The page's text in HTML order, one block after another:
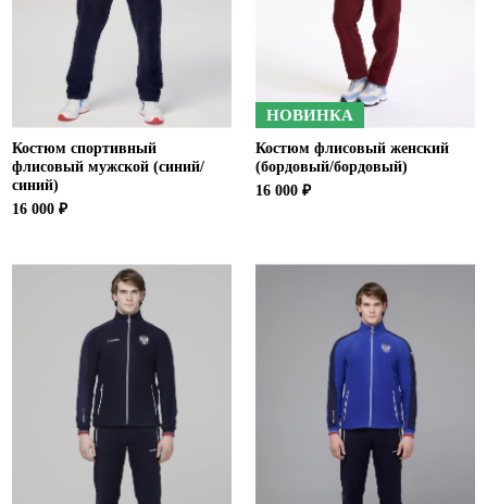
Костюм спортивный
флисовый мужской (синий/
синий)
16 000 ₽
НОВИНКА
Костюм флисовый женский
(бордовый/бордовый)
16 000 ₽